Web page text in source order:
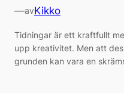
—avKikko
Tidningar är ett kraftfullt
upp kreativitet. Men att
grunden kan vara en